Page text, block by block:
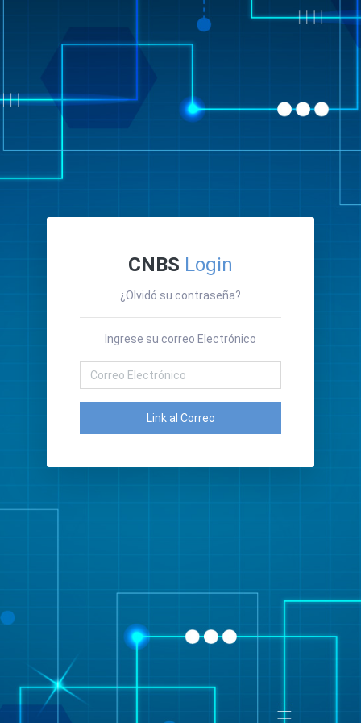
CNBS Login
¿Olvidó su contraseña?
Ingrese su correo Electrónico
Link al Correo